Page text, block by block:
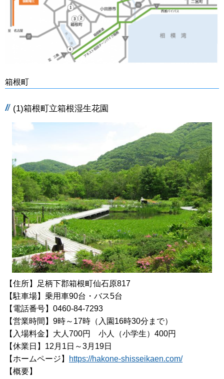
箱根町
(1)箱根町立箱根湿生花園
【住所】 足柄下郡箱根町仙石原817
【駐車場】乗用車90台・バス5台
【電話番号】0460-84-7293
【営業時間】9時～17時（入園16時30分まで）
【入場料金】大人700円 小人（小学生）400円
【休業日】12月1日～3月19日
【ホームページ】
https://hakone-shisseikaen.com/
【概要】